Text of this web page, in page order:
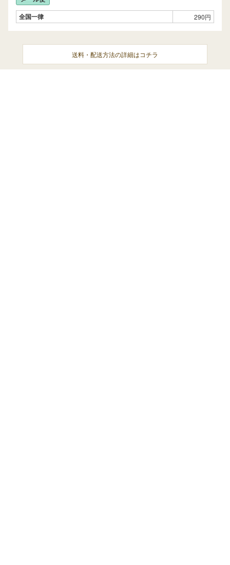
全国一律
290円
送料・配送方法の詳細はコチラ